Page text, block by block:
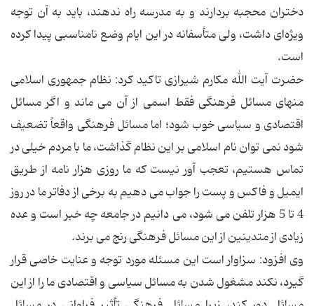
دختران محجبه بردارند و به مدرسه راه ندهند، باید به آن توجه
ویژه‌ای داشت، ولی متأسفانه در این ایام وضع نامناسبی پیدا کرده
است.
حضرت آیت الله مکارم شیرازی تاکید کرد: نظام جمهوری اسلامی
منهای مسائل فرهنگی فقط اسمی از آن می ماند و اگر مسائل
اقتصادی و سیاسی خوب شود؛ اما مسائل فرهنگی واقعاً تضعیف
شود نمی توان نام اسلامی بر این نظام گذاشت، ما با مردم خیلی در
تماس هستیم، تعجب آور نیست که ما روزی هزار نامه از طریق
ایمیل و فاکس و پست را جواب می دهیم به برخی از دفاتر ما در روز
4 تا 5 هزار تلفن می شود، می دانیم در جامعه چه خبر است و عده
زیادی از متدینین از این مسائل فرهنگی رنج می برند.
وی افزود: سزاوار است این مسئله مورد توجه و عنایت خاصی قرار
گیرد، نکند مشغول شدن به مسائل سیاسی و اقتصادی ما را از این